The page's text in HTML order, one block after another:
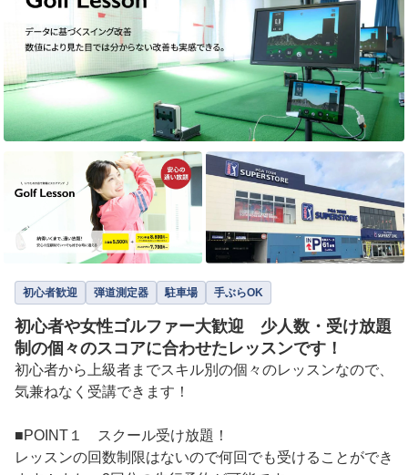
初心者歓迎 弾道測定器 駐車場 手ぶらOK
初心者や女性ゴルファー大歓迎 少人数・受け放題
制の個々のスコアに合わせたレッスンです！
初心者から上級者までスキル別の個々のレッスンなので、
気兼ねなく受講できます！
■POINT１　スクール受け放題！
レッスンの回数制限はないので何回でも受けることができ